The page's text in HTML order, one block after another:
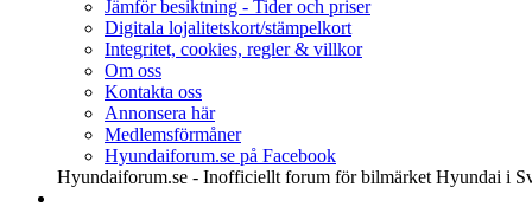
Jämför besiktning - Tider och priser
Digitala lojalitetskort/stämpelkort
Integritet, cookies, regler & villkor
Om oss
Kontakta oss
Annonsera här
Medlemsförmåner
Hyundaiforum.se på Facebook
Hyundaiforum.se - Inofficiellt forum för bilmärket Hyundai i